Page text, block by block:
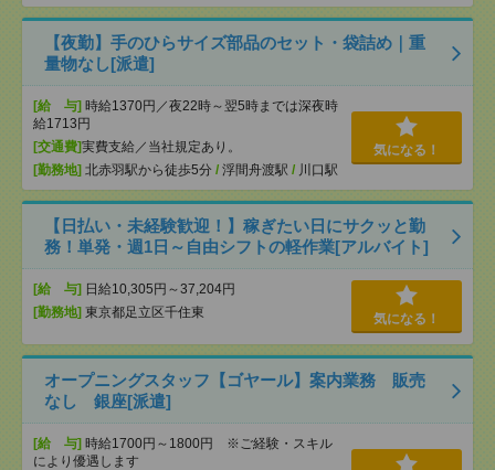
【夜勤】手のひらサイズ部品のセット・袋詰め｜重
量物なし[派遣]
[給 与] 時給1370円／夜22時～翌5時までは深夜時
給1713円
[交通費]実費支給／当社規定あり。
[勤務地] 北赤羽駅から徒歩5分 / 浮間舟渡駅 / 川口駅
気になる！
【日払い・未経験歓迎！】稼ぎたい日にサクッと勤
務！単発・週1日～自由シフトの軽作業[アルバイト]
[給 与] 日給10,305円～37,204円
[勤務地] 東京都足立区千住東 気になる！
オープニングスタッフ【ゴヤール】案内業務 販売
なし 銀座[派遣]
[給 与] 時給1700円～1800円 ※ご経験・スキル
により優遇します